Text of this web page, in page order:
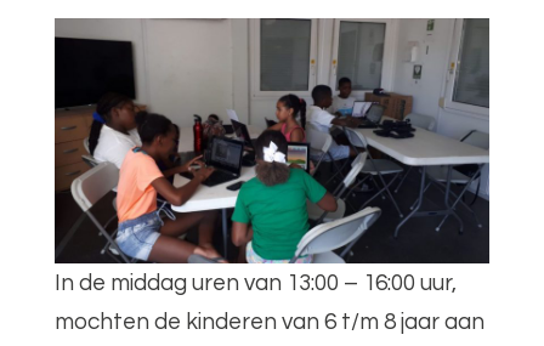
In de middag uren van 13:00 – 16:00 uur,
mochten de kinderen van 6 t/m 8 jaar aan